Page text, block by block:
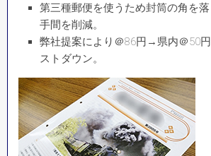
第三種郵便を使うため封筒の角を
手間を削減。
弊社提案により＠86円→県内＠50
ストダウン。